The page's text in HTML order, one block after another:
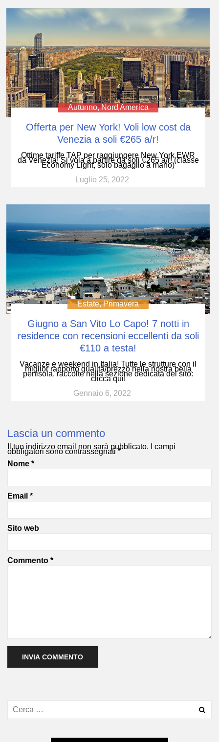
Autunno,Nord America
Offerta per New York! Voli low cost da
Venezia a soli €265 a/r!
Ottime tariffe TAP per raggiungere New York EWR
da Venezia! Si vola a partire da soli €265 a/r! (classe
Economy Light, solo bagaglio a mano)
Luglio 25, 2022
Estate,Primavera
Giugno a San Vito Lo Capo! 7 notti in
residence con recensioni eccellenti da soli
€110 a testa!
Vacanze e weekend in Italia! Tutte le strutture con il
miglior rapporto qualità/prezzo nella nostra bella
penisola, raccolte nella sezione dedicata del sito:
clicca qui!
Gennaio 6, 2022
Lascia un commento
Il tuo indirizzo email non sarà pubblicato. I campi
obbligatori sono contrassegnati*
Nome *
Email *
Sito web
Commento *